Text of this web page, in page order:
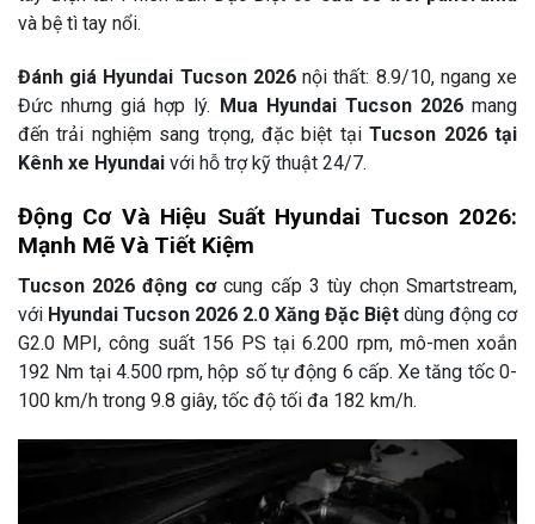
và bệ tì tay nổi.
Đánh giá Hyundai Tucson 2026nội thất: 8.9/10, ngang xe
Đức nhưng giá hợp lý.
Mua Hyundai Tucson 2026mang
đến trải nghiệm sang trọng, đặc biệt tạiTucson 2026 tại
Kênh xe Hyundai với hỗ trợ kỹ thuật 24/7.
Động Cơ Và Hiệu Suất Hyundai Tucson 2026:
Mạnh Mẽ Và Tiết Kiệm
Tucson 2026 động cơcung cấp 3 tùy chọn Smartstream,
với Hyundai Tucson 2026 2.0 Xăng Đặc Biệtdùng động cơ
G2.0 MPI, công suất 156 PS tại 6.200 rpm, mô-men xoắn
192 Nm tại 4.500 rpm, hộp số tự động 6 cấp. Xe tăng tốc 0-
100 km/h trong 9.8 giây, tốc độ tối đa 182 km/h.